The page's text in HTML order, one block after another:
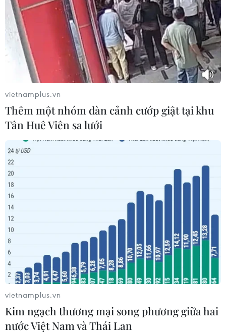
vietnamplus.vn
Thêm một nhóm dàn cảnh cướp giật tại khu
Tân Huê Viên sa lưới
vietnamplus.vn
Kim ngạch thương mại song phương giữa hai
nước Việt Nam và Thái Lan